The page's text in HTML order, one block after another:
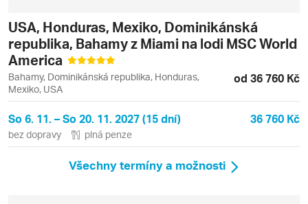
USA, Honduras, Mexiko, Dominikánská
republika, Bahamy z Miami na lodi MSC World
America
Bahamy, Dominikánská republika, Honduras,
Mexiko, USA
od 36 760 Kč
So 6. 11. – So 20. 11. 2027 (15 dní) 36 760 Kč
bez dopravy plná penze
Všechny termíny a možnosti